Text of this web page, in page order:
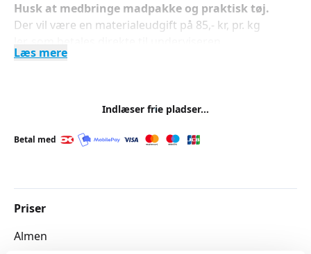
Husk at medbringe madpakke og praktisk tøj.
Der vil være en materialeudgift på 85,- kr, pr. kg
Læs mere
Indlæser frie pladser...
Betal med
Priser
Almen